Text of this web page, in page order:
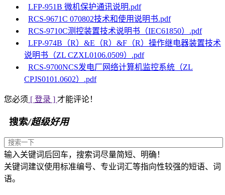
LFP-951B 微机保护通讯说明.pdf
RCS-9671C 070802技术和使用说明书.pdf
RCS-9710C测控装置技术说明书（IEC61850）.pdf
LFP-974B（R）&E（R）&F（R）操作继电器装置技术
说明书（ZL CZXL0106.0509）.pdf
RCS-9700NCS发电厂网络计算机监控系统（ZL
CPJS0101.0602）.pdf
您必须 [ 登录 ] 才能评论！
搜索/超级好用
输入关键词后回车，搜索词尽量简短、明确！
关键词建议使用标准编号、专业词汇等指向性较强的短语、词
语。